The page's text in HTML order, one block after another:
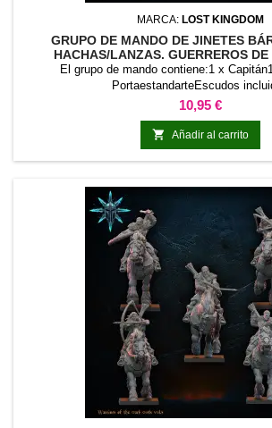
MARCA: LOST KINGDOM
GRUPO DE MANDO DE JINETES
HACHAS/LANZAS. GUERREROS
OSCUROS
El grupo de mando contiene:1 x
PortaestandarteEscudos
Precio
10,95 €
 Añadir al carrito